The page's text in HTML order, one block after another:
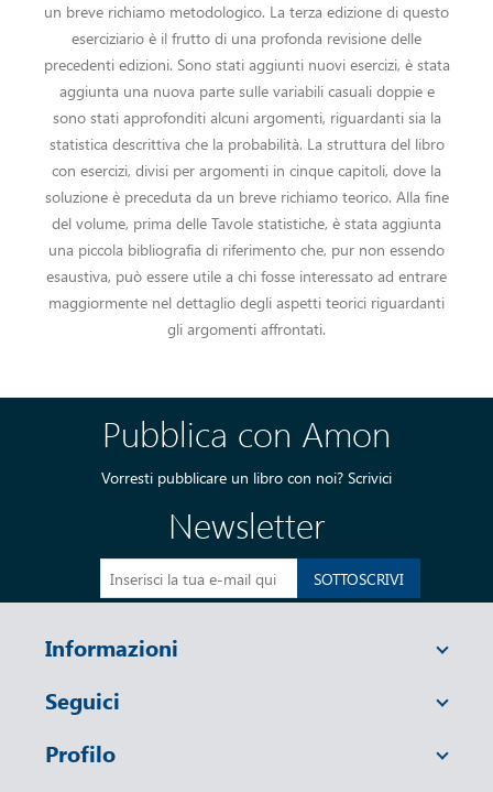
un breve richiamo metodologico. La terza edizione di questo
eserciziario è il frutto di una profonda revisione delle
precedenti edizioni. Sono stati aggiunti nuovi esercizi, è stata
aggiunta una nuova parte sulle variabili casuali doppie e
sono stati approfonditi alcuni argomenti, riguardanti sia la
statistica descrittiva che la probabilità. La struttura del libro
con esercizi, divisi per argomenti in cinque capitoli, dove la
soluzione è preceduta da un breve richiamo teorico. Alla fine
del volume, prima delle Tavole statistiche, è stata aggiunta
una piccola bibliografia di riferimento che, pur non essendo
esaustiva, può essere utile a chi fosse interessato ad entrare
maggiormente nel dettaglio degli aspetti teorici riguardanti
gli argomenti affrontati.
Pubblica con Amon
Vorresti pubblicare un libro con noi? Scrivici
Newsletter
SOTTOSCRIVI
Informazioni
Seguici
Profilo